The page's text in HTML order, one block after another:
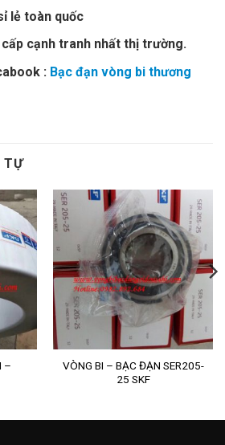
lẻ toàn quốc
cạnh tranh nhất thị trường.
: Bạc đạn vòng bi thương
TỰ
–
VÒNG BI – BẠC ĐẠN SER205-
25 SKF